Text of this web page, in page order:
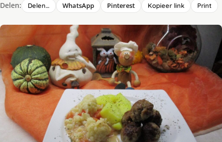
Delen: Delen… WhatsApp Pinterest Kopieer link Print